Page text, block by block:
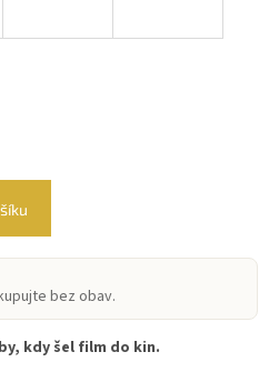
bez obav.
kdy šel film do kin.